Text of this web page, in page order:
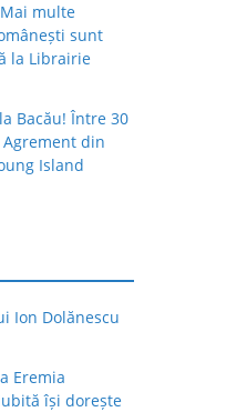
multe
sunt
la Librairie
Bacău! Între 30
din
Island
Ion Dolănescu
Eremia
își dorește